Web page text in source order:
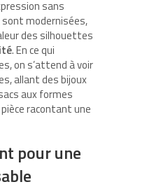
sans
sont modernisées,
des silhouettes
. En ce qui
on s’attend à voir
allant des bijoux
aux formes
racontant une
pour une